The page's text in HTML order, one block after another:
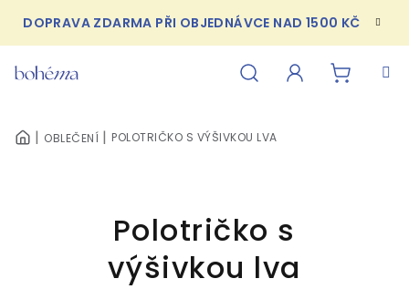
obsah
DOPRAVA ZDARMA PŘI OBJEDNÁVCE NAD 1500 KČ
DOMŮOBLEČENÍ POLOTRIČKO S VÝŠIVKOU LVA
Polotričko s
výšivkou lva